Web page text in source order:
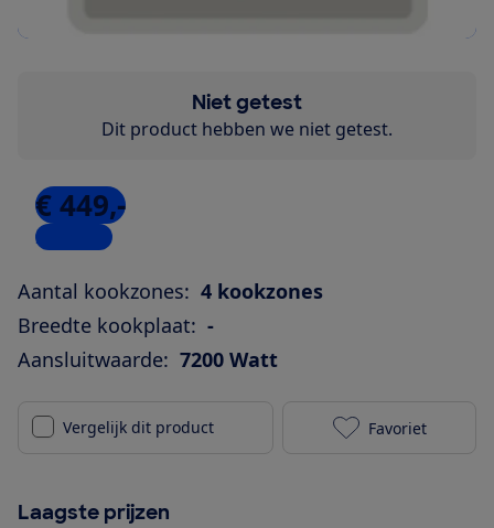
Niet getest
Dit product hebben we niet getest.
€ 449,-
2 winkels
Aantal kookzones: 4 kookzones
Breedte kookplaat: -
Aansluitwaarde: 7200 Watt
Vergelijk dit product AEG
Favoriet
Laagste prijzen